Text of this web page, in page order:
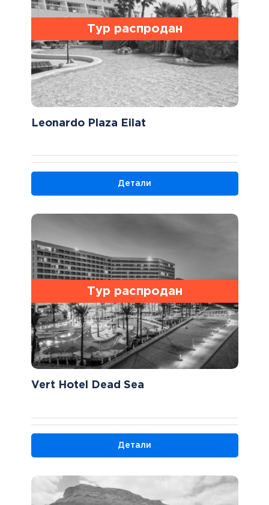
Тур распродан
Leonardo Plaza Eilat
Детали
Тур распродан
Vert Hotel Dead Sea
Детали